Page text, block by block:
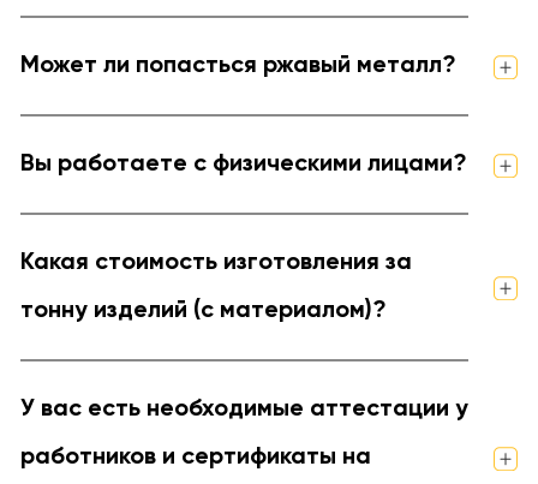
Может ли попасться ржавый металл?
Вы работаете с физическими лицами?
Какая стоимость изготовления за
тонну изделий (с материалом)?
У вас есть необходимые аттестации у
работников и сертификаты на